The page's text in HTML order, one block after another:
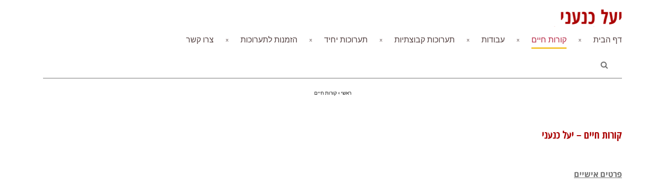
דף הבית קורות חיים עבודות תערוכות קבוצתיות תערוכות יחיד הזמנות לתערוכות צרו קשר
ראשי»קורות חיים
קורות חיים – יעל כנעני
פרטים אישיים